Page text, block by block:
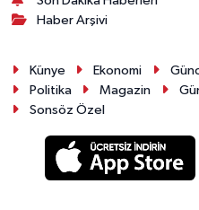
Haber Arşivi
Künye Ekonomi
Politika
Magazin
Sonsöz Özel